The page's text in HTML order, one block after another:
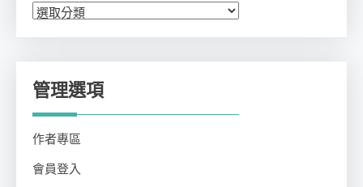
分
管理選項
作者專區
會員登入